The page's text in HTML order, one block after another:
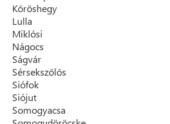
Kőröshegy
Lulla
Miklósi
Nágocs
Ságvár
Sérsekszőlős
Siófok
Siójut
Somogyacsa